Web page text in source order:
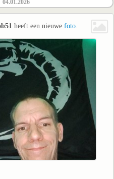
04.01.2026
heeft een nieuwe foto.